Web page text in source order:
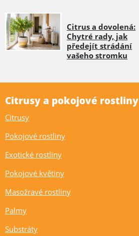
Citrus a dovolená:
Chytré rady, jak
předejít strádání
vašeho stromku
Citrusy a pokojové rostliny
Citrusy
Pokojové rostliny
Exotické rostliny
Pokojové květiny
Masožravé rostliny
Palmy
Substráty